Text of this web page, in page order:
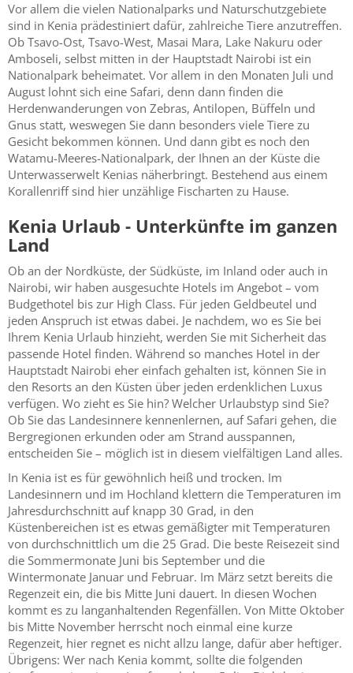
Vor allem die vielen Nationalparks und Naturschutzgebiete
sind in Kenia prädestiniert dafür, zahlreiche Tiere anzutreffen.
Ob Tsavo-Ost, Tsavo-West, Masai Mara, Lake Nakuru oder
Amboseli, selbst mitten in der Hauptstadt Nairobi ist ein
Nationalpark beheimatet. Vor allem in den Monaten Juli und
August lohnt sich eine Safari, denn dann finden die
Herdenwanderungen von Zebras, Antilopen, Büffeln und
Gnus statt, weswegen Sie dann besonders viele Tiere zu
Gesicht bekommen können. Und dann gibt es noch den
Watamu-Meeres-Nationalpark, der Ihnen an der Küste die
Unterwasserwelt Kenias näherbringt. Bestehend aus einem
Korallenriff sind hier unzählige Fischarten zu Hause.
Kenia Urlaub - Unterkünfte im ganzen
Land
Ob an der Nordküste, der Südküste, im Inland oder auch in
Nairobi, wir haben ausgesuchte Hotels im Angebot – vom
Budgethotel bis zur High Class. Für jeden Geldbeutel und
jeden Anspruch ist etwas dabei. Je nachdem, wo es Sie bei
Ihrem Kenia Urlaub hinzieht, werden Sie mit Sicherheit das
passende Hotel finden. Während so manches Hotel in der
Hauptstadt Nairobi eher einfach gehalten ist, können Sie in
den Resorts an den Küsten über jeden erdenklichen Luxus
verfügen. Wo zieht es Sie hin? Welcher Urlaubstyp sind Sie?
Ob Sie das Landesinnere kennenlernen, auf Safari gehen, die
Bergregionen erkunden oder am Strand ausspannen,
entscheiden Sie – möglich ist in diesem vielfältigen Land alles.
In Kenia ist es für gewöhnlich heiß und trocken. Im
Landesinnern und im Hochland klettern die Temperaturen im
Jahresdurchschnitt auf knapp 30 Grad, in den
Küstenbereichen ist es etwas gemäßigter mit Temperaturen
von durchschnittlich um die 25 Grad. Die beste Reisezeit sind
die Sommermonate Juni bis September und die
Wintermonate Januar und Februar. Im März setzt bereits die
Regenzeit ein, die bis Mitte Juni dauert. In diesen Wochen
kommt es zu langanhaltenden Regenfällen. Von Mitte Oktober
bis Mitte November herrscht noch einmal eine kurze
Regenzeit, hier regnet es nicht allzu lange, dafür aber heftiger.
Übrigens: Wer nach Kenia kommt, sollte die folgenden